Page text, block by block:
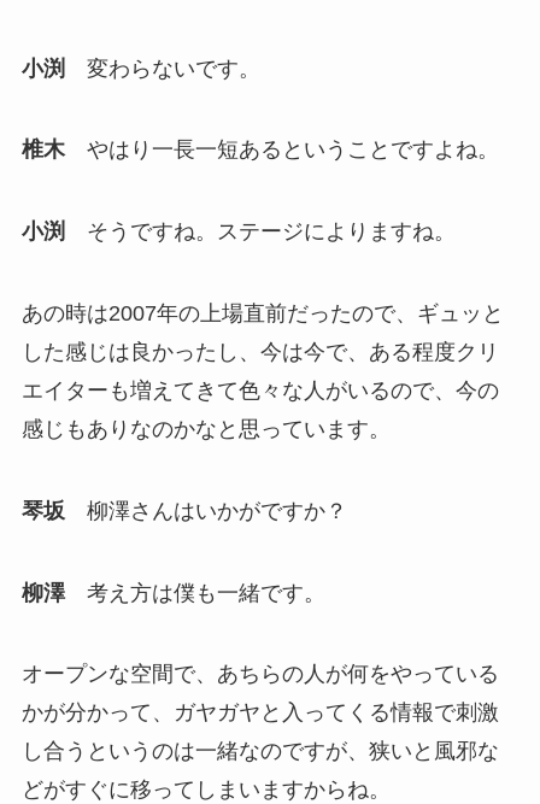
小渕 変わらないです。
椎木やはり一長一短あるということですよね。
小渕 そうですね。ステージによりますね。
あの時は2007年の上場直前だったので、ギュッと
した感じは良かったし、今は今で、ある程度クリ
エイターも増えてきて色々な人がいるので、今の
感じもありなのかなと思っています。
琴坂 柳澤さんはいかがですか？
柳澤考え方は僕も一緒です。
オープンな空間で、あちらの人が何をやっている
かが分かって、ガヤガヤと入ってくる情報で刺激
し合うというのは一緒なのですが、狭いと風邪な
どがすぐに移ってしまいますからね。